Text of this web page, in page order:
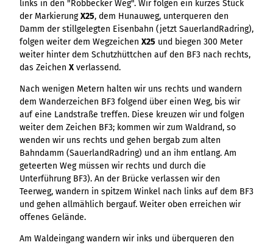
Variante 3
Variante 4
Variante 5
Variante 2
links in den "Robbecker Weg". Wir folgen ein kurzes Stück
der MarkierungX25, dem Hunauweg, unterqueren den
Damm der stillgelegten Eisenbahn (jetzt SauerlandRadring),
folgen weiter dem Wegzeichen X25 und biegen 300 Meter
weiter hinter dem Schutzhüttchen auf den BF3 nach rechts,
das Zeichen X verlassend.
Nach wenigen Metern halten wir uns rechts und wandern
dem Wanderzeichen BF3 folgend über einen Weg, bis wir
auf eine Landstraße treffen. Diese kreuzen wir und folgen
weiter dem Zeichen BF3; kommen wir zum Waldrand, so
wenden wir uns rechts und gehen bergab zum alten
Bahndamm (SauerlandRadring) und an ihm entlang. Am
geteerten Weg müssen wir rechts und durch die
Unterführung BF3). An der Brücke verlassen wir den
Teerweg, wandern in spitzem Winkel nach links auf dem BF3
und gehen allmählich bergauf. Weiter oben erreichen wir
offenes Gelände.
Am Waldeingang wandern wir inks und überqueren den